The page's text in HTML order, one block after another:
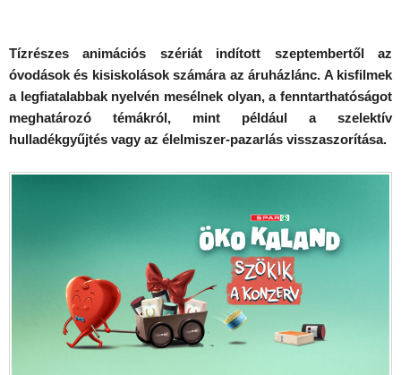
Tízrészes animációs szériát indított szeptembertől az
óvodások és kisiskolások számára az áruházlánc. A kisfilmek
a legfiatalabbak nyelvén mesélnek olyan, a fenntarthatóságot
meghatározó témákról, mint például a szelektív
hulladékgyűjtés vagy az élelmiszer-pazarlás visszaszorítása.